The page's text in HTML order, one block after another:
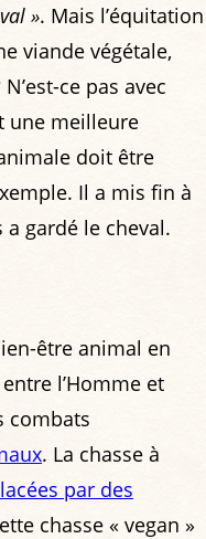
». Mais l’équitation
viande végétale,
ce pas avec
une meilleure
doit être
Il a mis fin à
gardé le cheval.
être animal en
l’Homme et
combats
. La chasse à
par des
chasse « vegan »